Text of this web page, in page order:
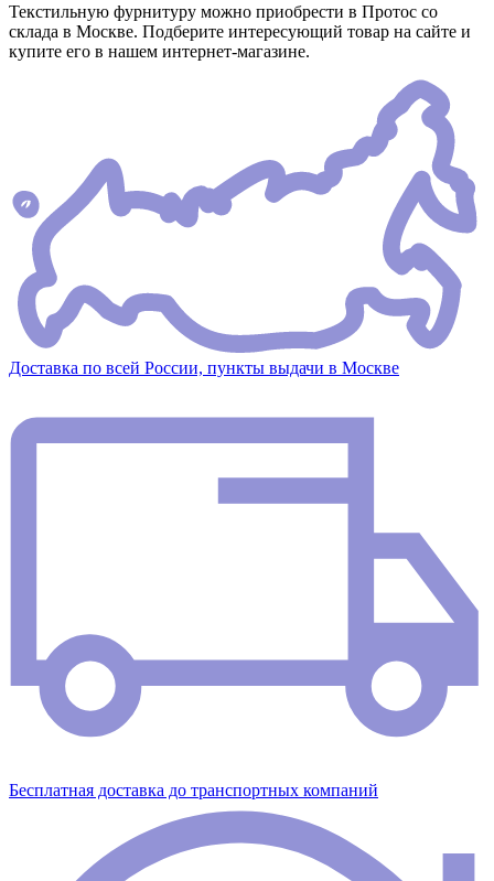
Текстильную фурнитуру можно приобрести в Протос со
склада в Москве. Подберите интересующий товар на сайте и
купите его в нашем интернет-магазине.
Доставка по всей России, пункты выдачи в Москве
Бесплатная доставка до транспортных компаний